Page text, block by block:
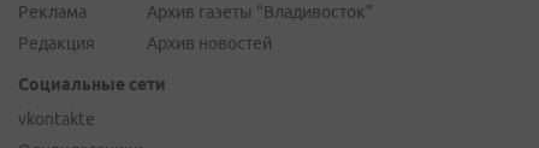
Реклама
Редакция
Архив газеты "Владивосток"
Архив новостей
Социальные сети
vkontakte